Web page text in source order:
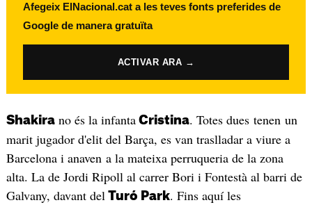
Afegeix ElNacional.cat a les teves fonts preferides de
Google de manera gratuïta
ACTIVAR ARA →
Shakirano és la infantaCristina. Totes dues tenen un
marit jugador d'elit del Barça, es van traslladar a viure a
Barcelona i anaven a la mateixa perruqueria de la zona
alta. La de Jordi Ripoll al carrer Bori i Fontestà al barri de
Galvany, davant del Turó Park. Fins aquí les